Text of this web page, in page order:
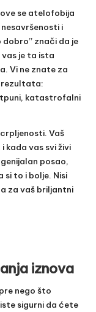
se atelofobija
i
znači da je
vas je ta ista
Vi ne znate za
rezultata:
katastrofalni
Vaš
kada vas svi živi
posao,
si to i bolje. Nisi
za vaš briljantni
iznova
nego što
sigurni da ćete